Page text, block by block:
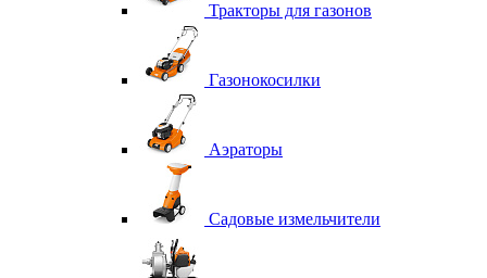
Тракторы для газонов
Газонокосилки
Аэраторы
Садовые измельчители